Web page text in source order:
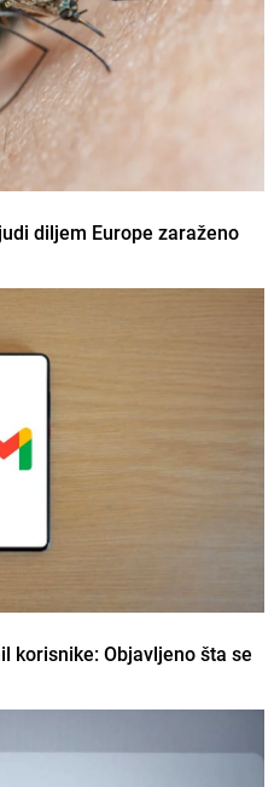
diljem Europe zaraženo
korisnike: Objavljeno šta se